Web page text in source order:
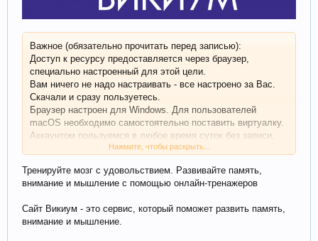
Важное (обязательно прочитать перед записью):
Доступ к ресурсу предоставляется через браузер,
специально настроенный для этой цели.
Вам ничего не надо настраивать - все настроено за Вас.
Скачали и сразу пользуетесь.
Браузер настроен для Windows. Для пользователей
macOS необходимо самостоятельно поставить виртуалку.
Аккаунтом пользуемся в любое время суток без записи,
без очереди, без расписания (вообщем без каких-либо
Обратите внимание что статистика и награды, и тп - идут
общие - т.е если есть какой-то прогресс в аккаунте он
Нажмите, чтобы раскрыть...
Тренируйте мозг с удовольствием. Развивайте память,
внимание и мышление с помощью онлайн-тренажеров
Сайт Викиум - это сервис, который поможет развить память,
внимание и мышление.